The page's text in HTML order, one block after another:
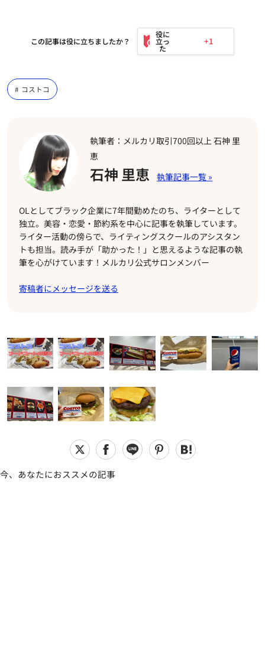
この記事は役に立ちましたか？ +1
コストコ
執筆者：メルカリ取引700回以上 石神 里
恵
石神 里恵
OLとしてブラック企業に7年間勤めたのち、ライターとして
独立。美容・恋愛・節約系を中心に記事を執筆しています。
ライター活動の傍らで、ライティングスクールのアシスタン
トも担当。読み手が「助かった！」と思えるような記事の執
筆を心がけています！メルカリ公式サロンメンバー
寄稿者にメッセージを送る
今、あなたにおススメの記事